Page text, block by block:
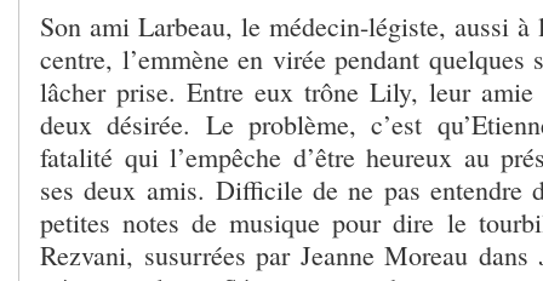
Son ami Larbeau, le médecin-légiste, aussi à
centre, l’emmène en virée pendant quelques
lâcher prise. Entre eux trône Lily, leur amie
deux désirée. Le problème, c’est
fatalité qui l’empêche d’être heureux au
ses deux amis. Difficile de ne pas entendre
petites notes de musique pour dire le
Rezvani, susurrées par Jeanne Moreau dans